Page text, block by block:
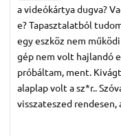
a videókártya dugva?
e? Tapasztalatból
egy eszköz nem
gép nem volt hajlandó
próbáltam, ment.
alaplap volt a sz*r..
visszateszed rendesen,